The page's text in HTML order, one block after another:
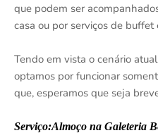
que podem ser
casa ou por serviços de buffet
Tendo em vista o cenário
optamos por funcionar
que, esperamos que seja
Serviço:Almoço na Galeteria